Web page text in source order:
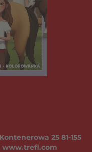
25 81-155
www.trefl.com